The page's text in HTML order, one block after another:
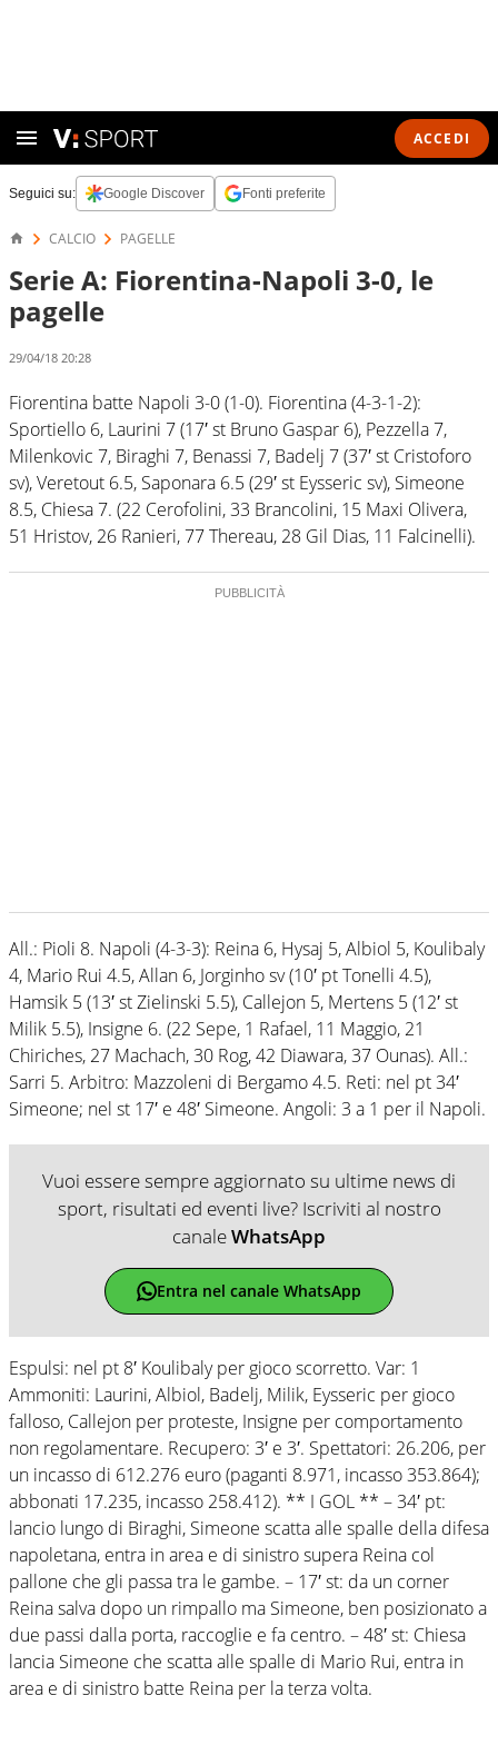
ACCEDI
Seguici su: Google Discover Fonti preferite
CALCIO PAGELLE
Serie A: Fiorentina-Napoli 3-0, le
pagelle
29/04/18 20:28
Fiorentina batte Napoli 3-0 (1-0). Fiorentina (4-3-1-2):
Sportiello 6, Laurini 7 (17′ st Bruno Gaspar 6), Pezzella 7,
Milenkovic 7, Biraghi 7, Benassi 7, Badelj 7 (37′ st Cristoforo
sv), Veretout 6.5, Saponara 6.5 (29′ st Eysseric sv), Simeone
8.5, Chiesa 7. (22 Cerofolini, 33 Brancolini, 15 Maxi Olivera,
51 Hristov, 26 Ranieri, 77 Thereau, 28 Gil Dias, 11 Falcinelli).
All.: Pioli 8. Napoli (4-3-3): Reina 6, Hysaj 5, Albiol 5, Koulibaly
4, Mario Rui 4.5, Allan 6, Jorginho sv (10′ pt Tonelli 4.5),
Hamsik 5 (13′ st Zielinski 5.5), Callejon 5, Mertens 5 (12′ st
Milik 5.5), Insigne 6. (22 Sepe, 1 Rafael, 11 Maggio, 21
Chiriches, 27 Machach, 30 Rog, 42 Diawara, 37 Ounas). All.:
Sarri 5. Arbitro: Mazzoleni di Bergamo 4.5. Reti: nel pt 34′
Simeone; nel st 17′ e 48′ Simeone. Angoli: 3 a 1 per il Napoli.
Vuoi essere sempre aggiornato su ultime news di
sport, risultati ed eventi live? Iscriviti al nostro
canaleWhatsApp
Entra nel canale WhatsApp
Espulsi: nel pt 8′ Koulibaly per gioco scorretto. Var: 1
Ammoniti: Laurini, Albiol, Badelj, Milik, Eysseric per gioco
falloso, Callejon per proteste, Insigne per comportamento
non regolamentare. Recupero: 3′ e 3′. Spettatori: 26.206, per
un incasso di 612.276 euro (paganti 8.971, incasso 353.864);
abbonati 17.235, incasso 258.412). ** I GOL ** – 34′ pt:
lancio lungo di Biraghi, Simeone scatta alle spalle della difesa
napoletana, entra in area e di sinistro supera Reina col
pallone che gli passa tra le gambe. – 17′ st: da un corner
Reina salva dopo un rimpallo ma Simeone, ben posizionato a
due passi dalla porta, raccoglie e fa centro. – 48′ st: Chiesa
lancia Simeone che scatta alle spalle di Mario Rui, entra in
area e di sinistro batte Reina per la terza volta.